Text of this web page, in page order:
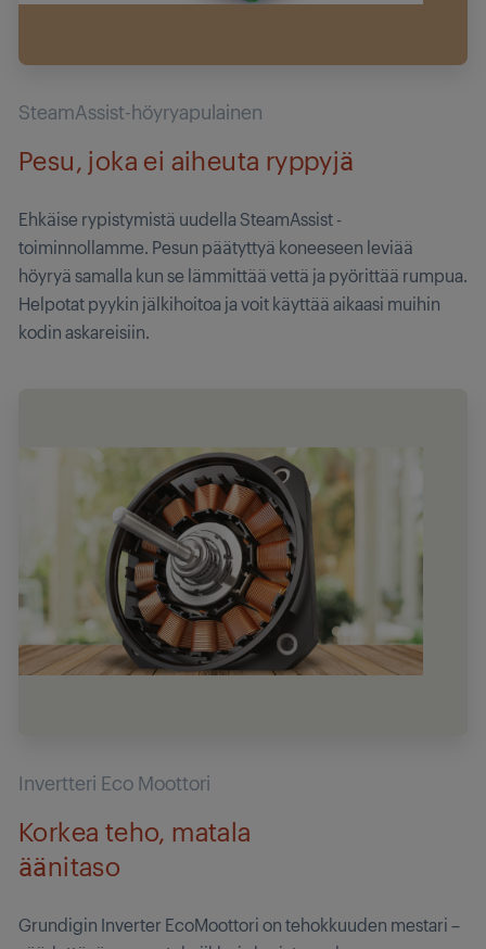
SteamAssist-höyryapulainen
Pesu, joka ei aiheuta ryppyjä
Ehkäise rypistymistä uudella SteamAssist -
toiminnollamme. Pesun päätyttyä koneeseen leviää
höyryä samalla kun se lämmittää vettä ja pyörittää rumpua.
Helpotat pyykin jälkihoitoa ja voit käyttää aikaasi muihin
kodin askareisiin.
Invertteri Eco Moottori
Korkea teho, matala
äänitaso
Grundigin Inverter EcoMoottori on tehokkuuden mestari –